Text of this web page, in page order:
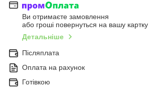
Ви отримаєте замовлення
або гроші повернуться на вашу картку
Детальніше
Післяплата
Оплата на рахунок
Готівкою